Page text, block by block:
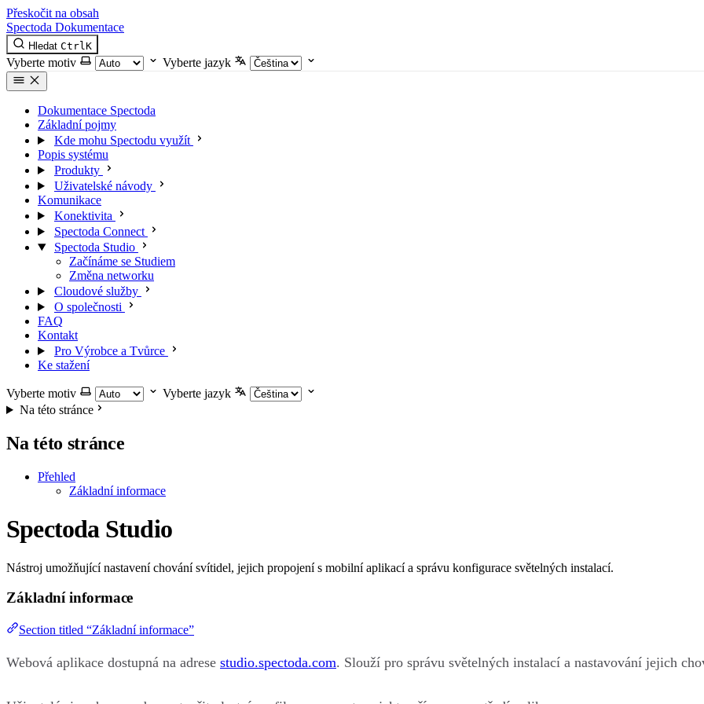
Přeskočit na obsah
Spectoda Dokumentace
Hledat CtrlK
Vyberte motiv Vyberte jazyk
Dokumentace Spectoda
Základní pojmy
Kde mohu Spectodu využít
Popis systému
Produkty
Uživatelské návody
Komunikace
Konektivita
Spectoda Connect
Spectoda Studio
Začínáme se Studiem
Změna networku
Cloudové služby
O společnosti
FAQ
Kontakt
Pro Výrobce a Tvůrce
Ke stažení
Vyberte motiv
Vyberte jazyk
Na této stránce
Na této stránce
Přehled
Základní informace
Spectoda Studio
Nástroj umožňující nastavení chování svítidel, jejich propojení s mobilní aplikací a správu konfigurace světelných instalací.
Základní informace
Section titled “Základní informace”
Webová aplikace dostupná na adrese studio.spectoda.com. Slouží pro správu světelných instalací a nastavování jejich